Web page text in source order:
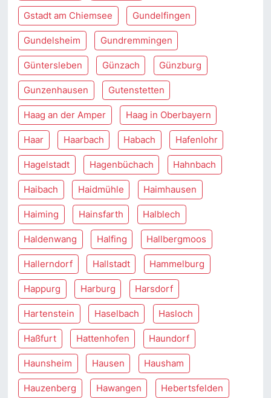
Gstadt am Chiemsee Gundelfingen
Gundelsheim Gundremmingen
Güntersleben Günzach Günzburg
Gunzenhausen Gutenstetten
Haag an der Amper Haag in Oberbayern
Haar Haarbach Habach Hafenlohr
Hagelstadt Hagenbüchach Hahnbach
Haibach Haidmühle Haimhausen
Haiming Hainsfarth Halblech
Haldenwang Halfing Hallbergmoos
Hallerndorf Hallstadt Hammelburg
Happurg Harburg Harsdorf
Hartenstein Haselbach Hasloch
Haßfurt Hattenhofen Haundorf
Haunsheim Hausen Hausham
Hauzenberg Hawangen Hebertsfelden